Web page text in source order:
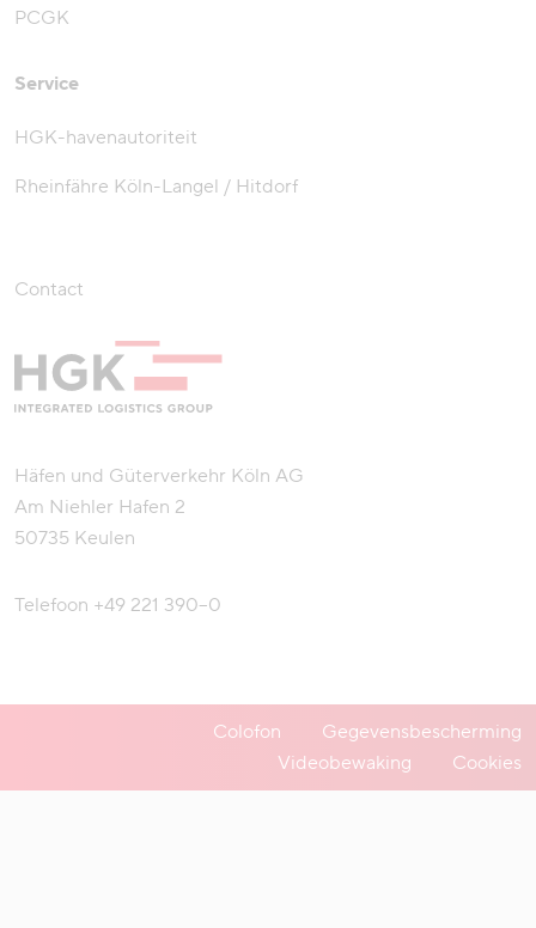
PCGK
Service
HGK-havenautoriteit
Rheinfähre Köln-Langel / Hitdorf
Contact
Häfen und Güterverkehr Köln AG
Am Niehler Hafen 2
50735 Keulen
Telefoon +49 221 390–0
Colofon
Gegevensbescherming
Videobewaking
Cookies